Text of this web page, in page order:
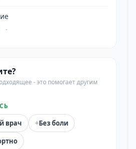
-
- это помогает другим
врач +Без боли